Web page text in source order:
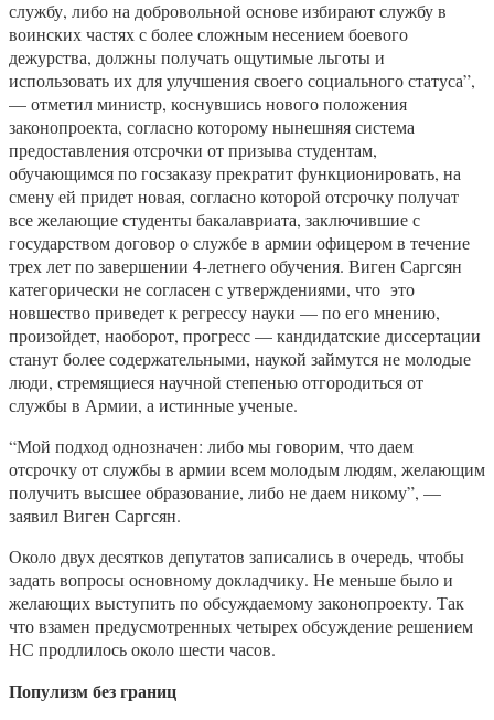
службу, либо на добровольной основе избирают службу в
воинских частях с более сложным несением боевого
дежурства, должны получать ощутимые льготы и
использовать их для улучшения своего социального статуса”,
— отметил министр, коснувшись нового положения
законопроекта, согласно которому нынешняя система
предоставления отсрочки от призыва студентам,
обучающимся по госзаказу прекратит функционировать, на
смену ей придет новая, согласно которой отсрочку получат
все желающие студенты бакалавриата, заключившие с
государством договор о службе в армии офицером в течение
трех лет по завершении 4-летнего обучения. Виген Саргсян
категорически не согласен с утверждениями, что это
новшество приведет к регрессу науки — по его мнению,
произойдет, наоборот, прогресс — кандидатские диссертации
станут более содержательными, наукой займутся не молодые
люди, стремящиеся научной степенью отгородиться от
службы в Армии, а истинные ученые.
“Мой подход однозначен: либо мы говорим, что даем
отсрочку от службы в армии всем молодым людям, желающим
получить высшее образование, либо не даем никому”, —
заявил Виген Саргсян.
Около двух десятков депутатов записались в очередь, чтобы
задать вопросы основному докладчику. Не меньше было и
желающих выступить по обсуждаемому законопроекту. Так
что взамен предусмотренных четырех обсуждение решением
НС продлилось около шести часов.
Популизм без границ